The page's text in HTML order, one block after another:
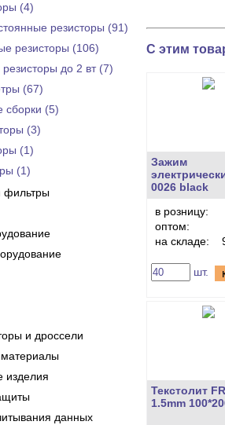
(4)
резисторы (91)
резисторы (106)
до 2 вт (7)
(67)
сборки (5)
(3)
(1)
(1)
фильтры
и дроссели
изделия
данных
С этим
Зажим
0026 black
в розницу:
оптом:
на складе:
шт.
Текстолит
1.5mm